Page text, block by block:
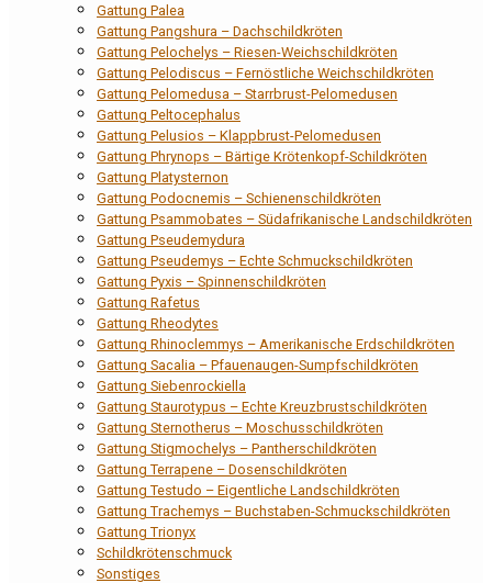
Gattung Palea
Gattung Pangshura – Dachschildkröten
Gattung Pelochelys – Riesen-Weichschildkröten
Gattung Pelodiscus – Fernöstliche Weichschildkröten
Gattung Pelomedusa – Starrbrust-Pelomedusen
Gattung Peltocephalus
Gattung Pelusios – Klappbrust-Pelomedusen
Gattung Phrynops – Bärtige Krötenkopf-Schildkröten
Gattung Platysternon
Gattung Podocnemis – Schienenschildkröten
Gattung Psammobates – Südafrikanische Landschildkröten
Gattung Pseudemydura
Gattung Pseudemys – Echte Schmuckschildkröten
Gattung Pyxis – Spinnenschildkröten
Gattung Rafetus
Gattung Rheodytes
Gattung Rhinoclemmys – Amerikanische Erdschildkröten
Gattung Sacalia – Pfauenaugen-Sumpfschildkröten
Gattung Siebenrockiella
Gattung Staurotypus – Echte Kreuzbrustschildkröten
Gattung Sternotherus – Moschusschildkröten
Gattung Stigmochelys – Pantherschildkröten
Gattung Terrapene – Dosenschildkröten
Gattung Testudo – Eigentliche Landschildkröten
Gattung Trachemys – Buchstaben-Schmuckschildkröten
Gattung Trionyx
Schildkrötenschmuck
Sonstiges